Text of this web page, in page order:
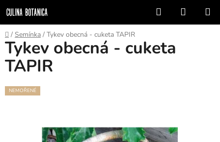
na
obsah
Hľadať
KOŠÍK
Domov
/ Semínka / Tykev obecná - cuketa TAPIR
Tykev obecná - cuketa
TAPIR
NEMOŘENÉ